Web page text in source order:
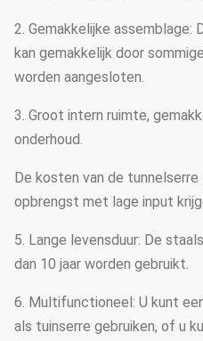
2. Gemakkelijke
kan gemakkelijk door
worden aangesloten.
3. Groot intern ruimte,
onderhoud.
De kosten van de
opbrengst met lage input
5. Lange levensduur: De
dan 10 jaar worden gebruikt.
6. Multifunctioneel: U kunt
als tuinserre gebruiken, of u